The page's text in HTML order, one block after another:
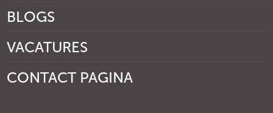
BLOGS
VACATURES
CONTACT PAGINA